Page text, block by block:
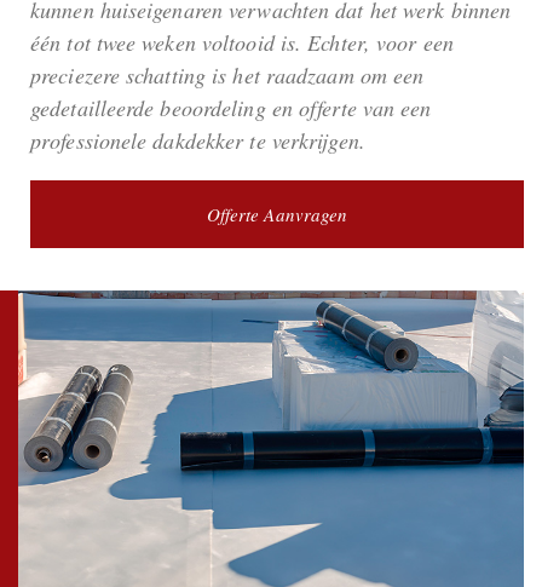
kunnen huiseigenaren verwachten dat het werk binnen
één tot twee weken voltooid is. Echter, voor een
preciezere schatting is het raadzaam om een
gedetailleerde beoordeling en offerte van een
professionele dakdekker te verkrijgen.
Offerte Aanvragen